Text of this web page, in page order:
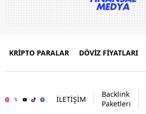
KRİPTO PARALAR DÖVİZ FİYATLARI
İLETİŞİM
Backlink
Paketleri